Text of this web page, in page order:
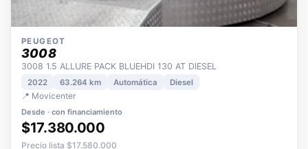
PEUGEOT
3008
3008 1.5 ALLURE PACK BLUEHDI 130 AT DIESEL
2022 63.264 km
📍 Movicenter
Desde · con financiamiento
$17.380.000